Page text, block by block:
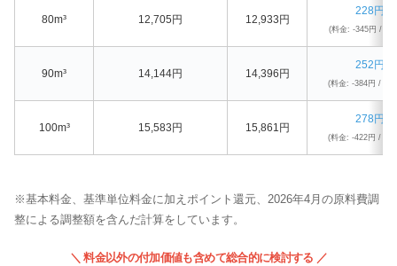
80m³ 12,705円 12,933円
228円
(料金: -345円 / Pt:
90m³ 14,144円 14,396円
252円
(料金: -384円 / Pt:
100m³ 15,583円 15,861円
278円
(料金: -422円 / Pt:
※基本料金、基準単位料金に加えポイント還元、2026年4月の原料費調
整による調整額を含んだ計算をしています。
＼ 料金以外の付加価値も含めて総合的に検討する ／